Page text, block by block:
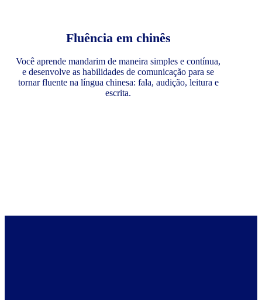
Fluência em chinês
Você aprende mandarim de maneira simples e contínua,
e desenvolve as habilidades de comunicação para se
tornar fluente na língua chinesa: fala, audição, leitura e
escrita.